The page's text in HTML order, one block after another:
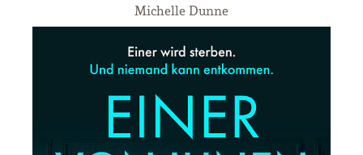
Michelle Dunne